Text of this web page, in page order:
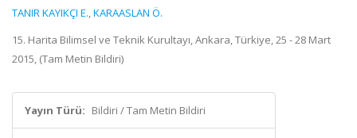
TANIR KAYIKÇI E.,KARAASLAN Ö.
15. Harita Bilimsel ve Teknik Kurultayı, Ankara, Türkiye, 25 - 28 Mart
2015, (Tam Metin Bildiri)
Yayın Türü: Bildiri / Tam Metin Bildiri